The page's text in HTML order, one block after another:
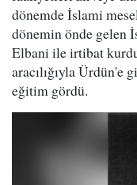
dönemde İslami
dönemin önde gelen
Elbani ile irtibat
aracılığıyla Ürdün'e
eğitim gördü.